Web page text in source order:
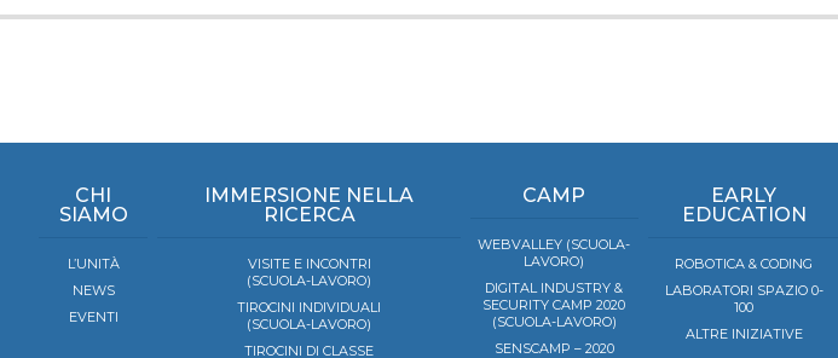
CHI
SIAMO
L’UNITÀ
NEWS
EVENTI
IMMERSIONE NELLA
RICERCA
VISITE E INCONTRI
(SCUOLA-LAVORO)
TIROCINI INDIVIDUALI
(SCUOLA-LAVORO)
TIROCINI DI CLASSE
CAMP
WEBVALLEY (SCUOLA-
LAVORO)
DIGITAL INDUSTRY &
SECURITY CAMP 2020
(SCUOLA-LAVORO)
SENSCAMP – 2020
EARLY
EDUCATION
ROBOTICA & CODING
LABORATORI SPAZIO 0-
100
ALTRE INIZIATIVE